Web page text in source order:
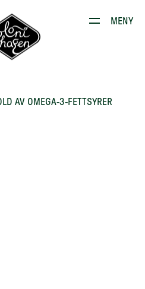
MENY
vi for
AV OMEGA-3-FETTSYRER